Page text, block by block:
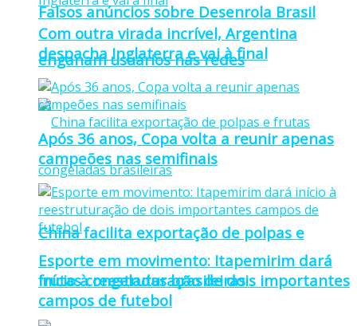
Falsos anúncios sobre Desenrola Brasil
enganam usuários nas redes
China facilita exportação de polpas e
frutas congeladas brasileiras
Com outra virada incrível, Argentina
despacha Inglaterra e vai à final
Após 36 anos, Copa volta a reunir apenas
campeões nas semifinais
Esporte em movimento: Itapemirim dará
início à reestruturação de dois importantes
campos de futebol